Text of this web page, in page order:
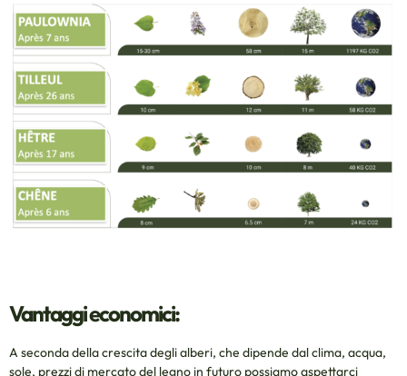
Vantaggi economici:
A seconda della crescita degli alberi, che dipende dal clima, acqua,
sole, prezzi di mercato del legno in futuro possiamo aspettarci